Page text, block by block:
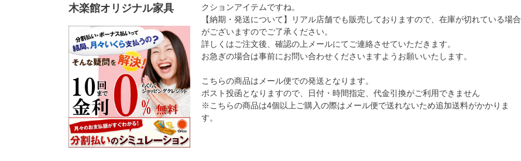
木楽館オリジナル家具
クションアイテムですね。
【納期・発送について】リアル店舗でも販売しておりますので、在庫が切れている場合
がございますのでご了承ください。
詳しくはご注文後、確認の上メールにてご連絡させていただきます。
お急ぎの場合は事前にお問い合わせくださいますようお願いいたします。
こちらの商品はメール便での発送となります。
ポスト投函となりますので、日付・時間指定、代金引換がご利用できません
※こちらの商品は4個以上ご購入の際はメール便で送れないため追加送料がかかりま
す。